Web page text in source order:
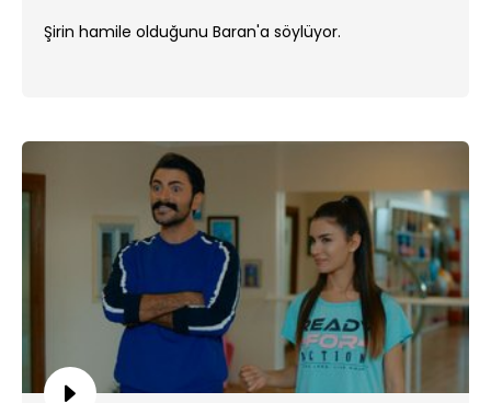
Şirin hamile olduğunu Baran'a söylüyor.